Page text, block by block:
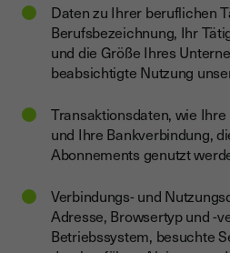
Daten zu Ihrer beruflichen
Berufsbezeichnung, Ihr
und die Größe Ihres
beabsichtigte Nutzung
Transaktionsdaten, wie
und Ihre Bankverbindung,
Abonnements genutzt
Verbindungs- und
Adresse, Browsertyp und -
Betriebssystem, besuchte